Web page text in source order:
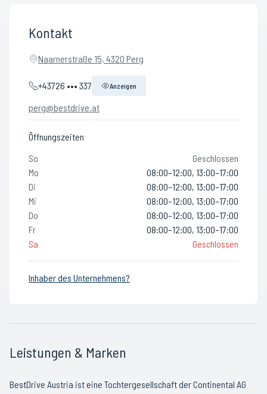
Kontakt
Naarnerstraße 15, 4320 Perg
+43726 ••• 337 Anzeigen
perg@bestdrive.at
Öffnungszeiten
So
Geschlossen
Mo
08:00–12:00, 13:00–17:00
Di
08:00–12:00, 13:00–17:00
Mi
08:00–12:00, 13:00–17:00
Do
08:00–12:00, 13:00–17:00
Fr
08:00–12:00, 13:00–17:00
Sa
Geschlossen
Inhaber des Unternehmens?
Leistungen & Marken
BestDrive Austria ist eine Tochtergesellschaft der Continental AG